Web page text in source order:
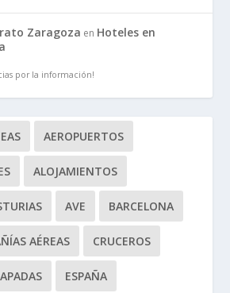
Zaragoza en Hoteles en
por la información!
AEROPUERTOS
ALOJAMIENTOS
AVE BARCELONA
AÉREAS CRUCEROS
ESPAÑA